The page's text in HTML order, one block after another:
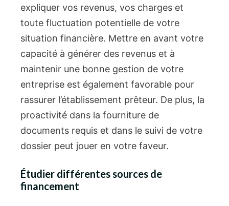
expliquer vos revenus, vos charges et
toute fluctuation potentielle de votre
situation financière. Mettre en avant votre
capacité à générer des revenus et à
maintenir une bonne gestion de votre
entreprise est également favorable pour
rassurer l’établissement prêteur. De plus, la
proactivité dans la fourniture de
documents requis et dans le suivi de votre
dossier peut jouer en votre faveur.
Étudier différentes sources de
financement